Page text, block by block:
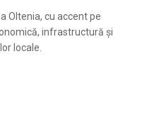
Oltenia, cu accent pe
infrastructură și
locale.